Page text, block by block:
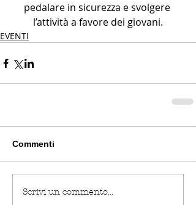
pedalare in sicurezza e svolgere
l’attività a favore dei giovani.
EVENTI
Commenti
Scrivi un commento...